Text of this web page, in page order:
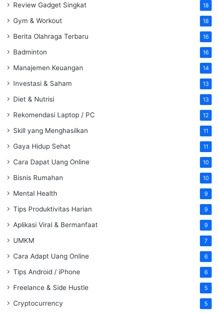
Review Gadget Singkat 18
Gym & Workout 18
Berita Olahraga Terbaru 16
Badminton 16
Manajemen Keuangan 14
Investasi & Saham 13
Diet & Nutrisi 13
Rekomendasi Laptop / PC 12
Skill yang Menghasilkan 11
Gaya Hidup Sehat 11
Cara Dapat Uang Online 10
Bisnis Rumahan 10
Mental Health 9
Tips Produktivitas Harian 9
Aplikasi Viral & Bermanfaat 9
UMKM 7
Cara Adapt Uang Online 6
Tips Android / iPhone 6
Freelance & Side Hustle 5
Cryptocurrency 5